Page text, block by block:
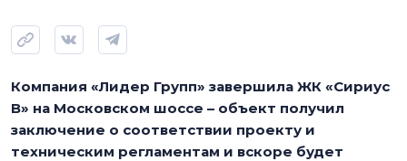
Компания «Лидер Групп» завершила ЖК «Сириус
В» на Московском шоссе – объект получил
заключение о соответствии проекту и
техническим регламентам и вскоре будет